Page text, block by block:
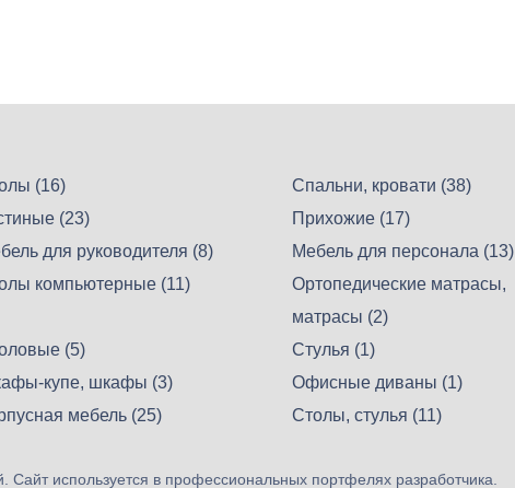
(16)
Спальни, кровати (38)
(23)
Прихожие (17)
для руководителя (8)
Мебель для персонала (13)
компьютерные (11)
Ортопедические матрасы,
матрасы (2)
(5)
Стулья (1)
купе, шкафы (3)
Офисные диваны (1)
мебель (25)
Столы, стулья (11)
используется в профессиональных портфелях разработчика.